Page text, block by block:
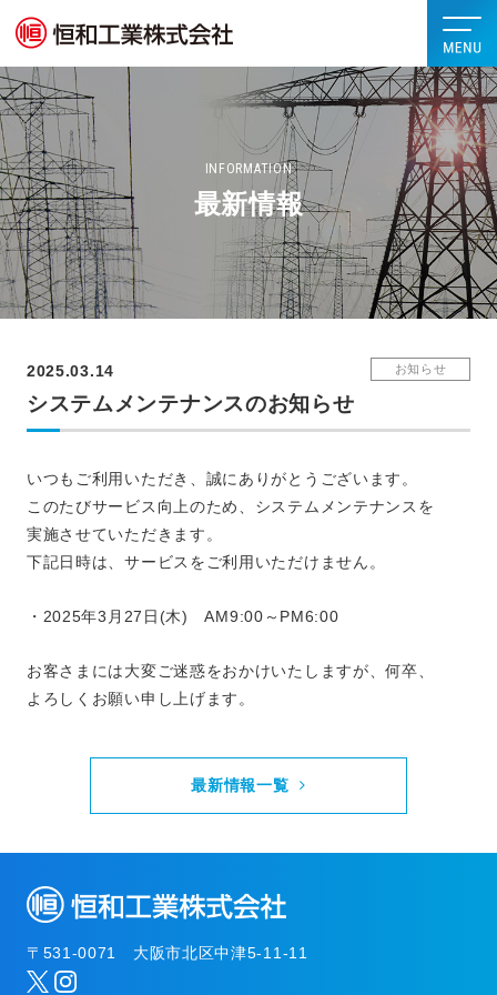
INFORMATION
最新情報
お知らせ
2025.03.14
システムメンテナンスのお知らせ
いつもご利用いただき、誠にありがとうございます。
このたびサービス向上のため、システムメンテナンスを
実施させていただきます。
下記日時は、サービスをご利用いただけません。
・2025年3月27日(木) AM9:00～PM6:00
お客さまには大変ご迷惑をおかけいたしますが、何卒、
よろしくお願い申し上げます。
最新情報一覧
〒531-0071 大阪市北区中津5-11-11